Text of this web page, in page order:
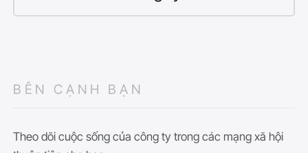
BÊN CẠNH BẠN
Theo dõi cuộc sống của công ty trong các mạng xã hội